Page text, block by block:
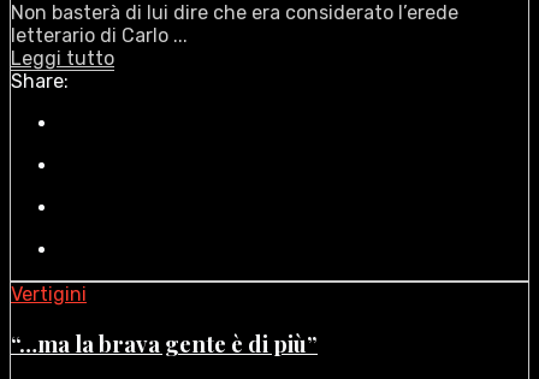
Non basterà di lui dire che era considerato l’erede
letterario di Carlo ...
Leggi tutto
Share:
Vertigini
“…ma la brava gente è di più”